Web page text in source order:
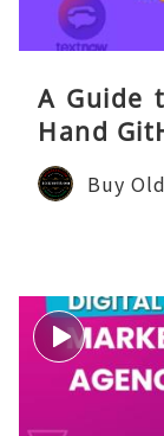
A Guide
Hand
Buy